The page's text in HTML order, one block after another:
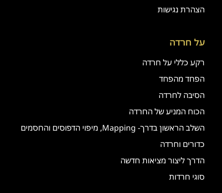
הצהרת נגישות
על חרדה
רקע כללי על חרדה
הפחד מהפחד
הסיבה לחרדה
הכוח המניע של החרדה
השלב הראשון בדרך- Mapping, מיפוי הדפוסים והחסמים
כדורים וחרדה
הדרך ליצור מציאות חדשה
סוגי חרדות